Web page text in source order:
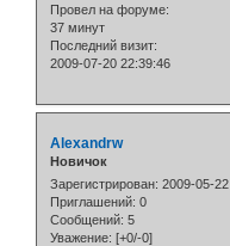
Провел на форуме:
37 минут
Последний визит:
2009-07-20 22:39:46
Alexandrw
Новичок
Зарегистрирован: 2009-05-22
Приглашений: 0
Сообщений: 5
Уважение: [+0/-0]